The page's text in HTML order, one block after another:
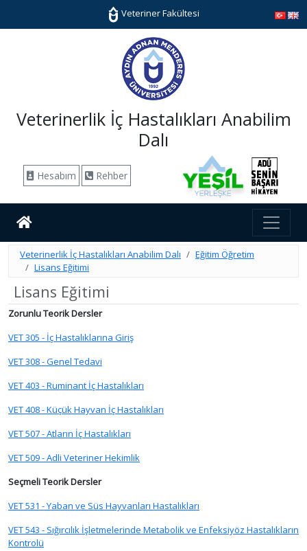
Veteriner Fakültesi
Veterinerlik İç Hastalıkları Anabilim
Dalı
Hesabım Rehber
Veterinerlik İç Hastalıkları Anabilim Dalı
Eğitim Öğretim
Lisans Eğitimi
Lisans Eğitimi
Zorunlu Teorik Dersler
VET 305 - İç Hastalıklarına Giriş
VET 308 - Genel Tedavi
VET 403 - Ruminant İç Hastalıkları
VET 408 - Küçük Hayvan İç Hastalıkları
VET 507 - Atların İç Hastalıkları
VET 509 - Adli Veteriner Hekimlik
Seçmeli Teorik Dersler
VET 531 - Yaban ve Süs Hayvanları Hastalıkları
VET 543 - Sığırcılık İşletmelerinde Metabolik ve Enfeksiyöz Hastalıkların
Kontrolü